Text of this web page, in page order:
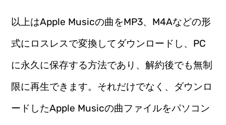
以上はApple Musicの曲をMP3、M4Aなどの形
式にロスレスで変換してダウンロードし、PC
に永久に保存する方法であり、解約後でも無制
限に再生できます。それだけでなく、ダウンロ
ードしたApple Musicの曲ファイルをパソコン